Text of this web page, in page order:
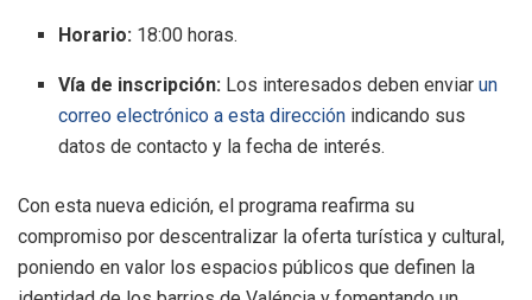
Horario: 18:00 horas.
Vía de inscripción: Los interesados deben enviarun
correo electrónico a esta dirección indicando sus
datos de contacto y la fecha de interés.
Con esta nueva edición, el programa reafirma su
compromiso por descentralizar la oferta turística y cultural,
poniendo en valor los espacios públicos que definen la